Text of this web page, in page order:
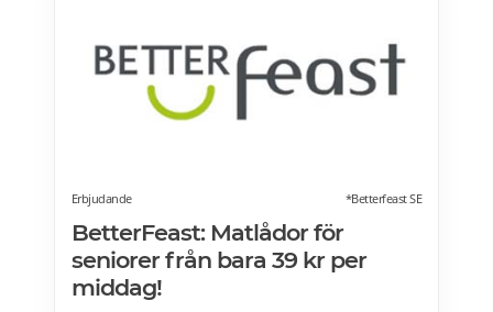
om pensionärsrabatter på Coop här.
Erbjudande *Betterfeast SE
BetterFeast: Matlådor för
seniorer från bara 39 kr per
middag!